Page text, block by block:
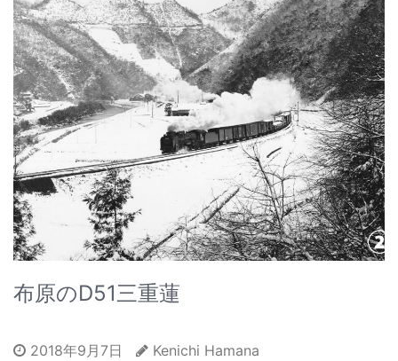
布原のD51三重蓮
2018年9月7日
Kenichi Hamana